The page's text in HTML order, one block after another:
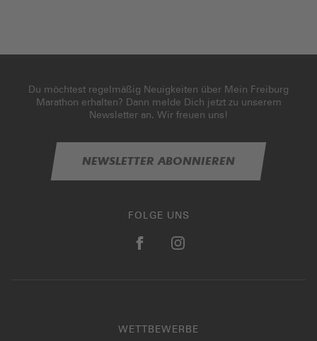
FOLGE UNS
Du möchtest regelmäßig Neuigkeiten über Mein Freiburg
Marathon erhalten? Dann melde Dich jetzt zu unserem
Newsletter an. Wir freuen uns!
NEWSLETTER ABONNIEREN
WETTBEWERBE